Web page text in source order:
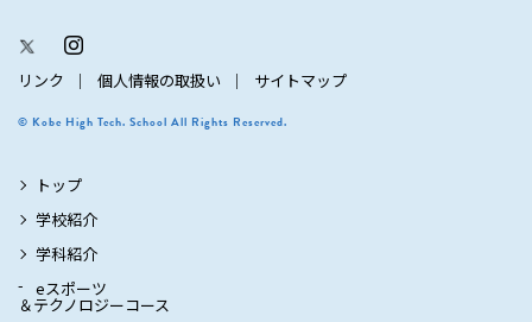
リンク 個人情報の取扱い サイトマップ
© Kobe High Tech. School All Rights Reserved.
トップ
学校紹介
学科紹介
eスポーツ
＆テクノロジーコース